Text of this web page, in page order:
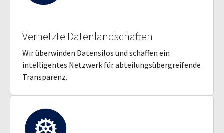
Vernetzte Datenlandschaften
Wir überwinden Datensilos und schaffen ein
intelligentes Netzwerk für abteilungsübergreifende
Transparenz.